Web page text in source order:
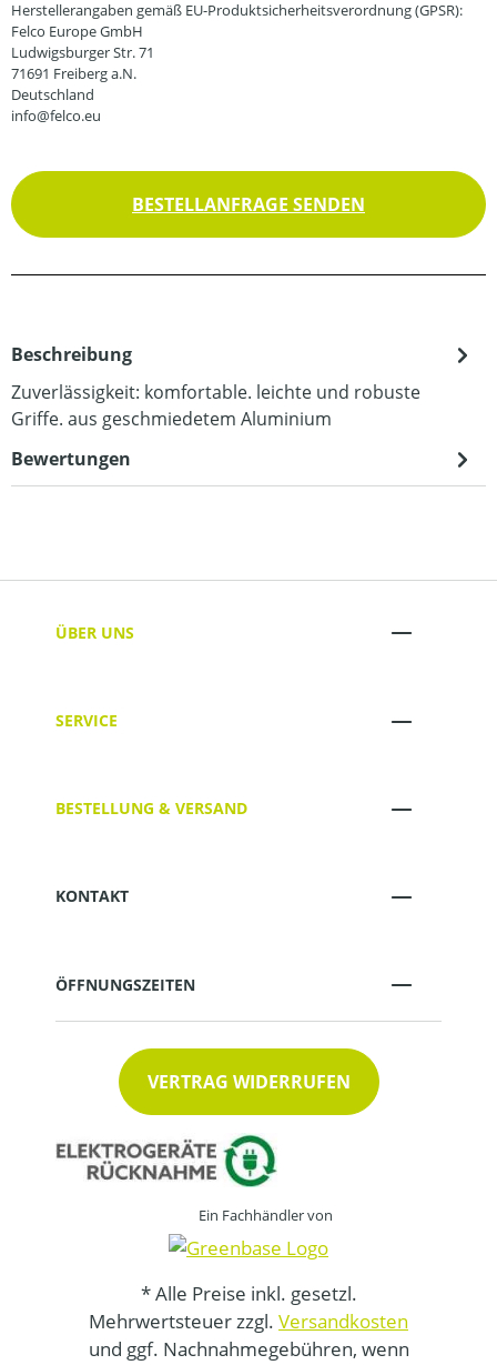
Herstellerangaben gemäß EU-Produktsicherheitsverordnung (GPSR):
Felco Europe GmbH
Ludwigsburger Str. 71
71691 Freiberg a.N.
Deutschland
info@felco.eu
BESTELLANFRAGE SENDEN
Beschreibung
Zuverlässigkeit: komfortable. leichte und robuste
Griffe. aus geschmiedetem Aluminium
Bewertungen
ÜBER UNS
SERVICE
BESTELLUNG & VERSAND
KONTAKT
ÖFFNUNGSZEITEN
VERTRAG WIDERRUFEN
Ein Fachhändler von
* Alle Preise inkl. gesetzl.
Mehrwertsteuer zzgl. Versandkosten
und ggf. Nachnahmegebühren, wenn